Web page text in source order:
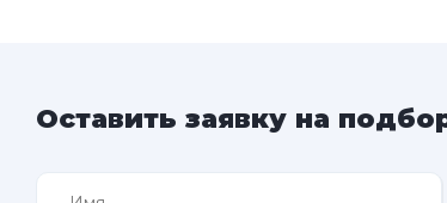
Оставить заявку на